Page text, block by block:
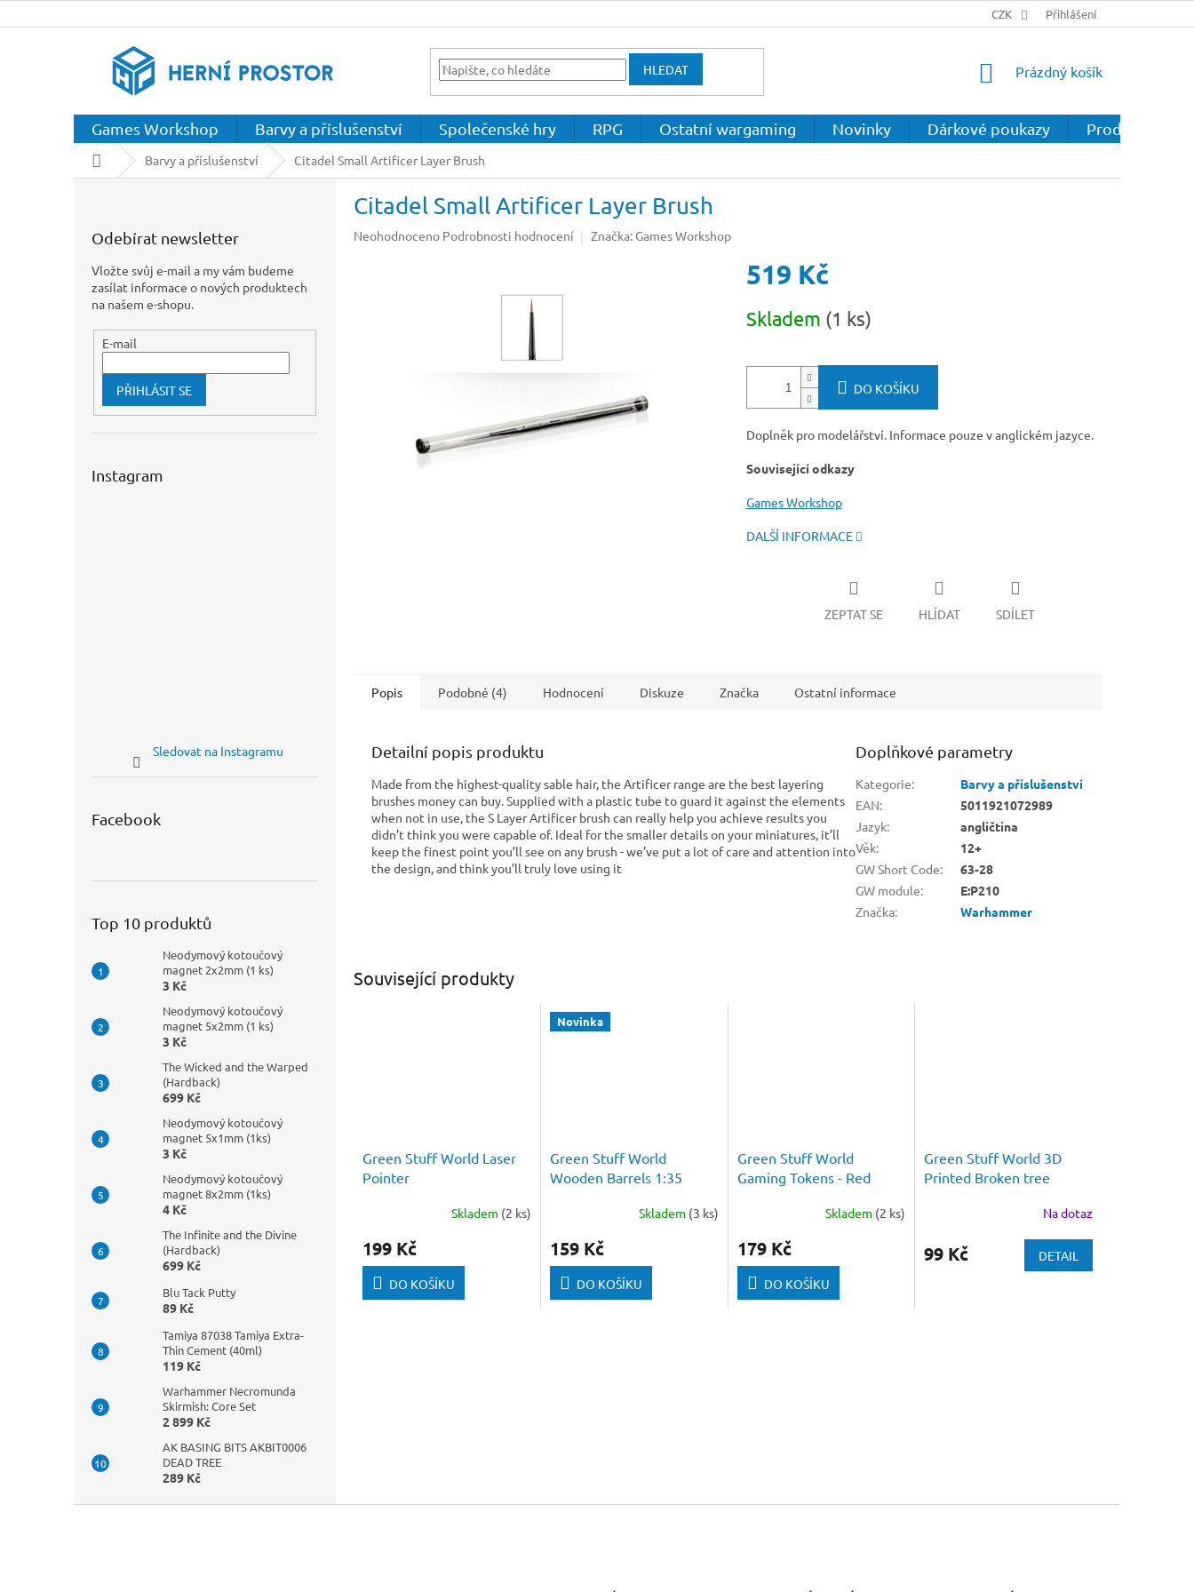
na
CZK Přihlášení
HLEDAT
NÁKUPNÍ
Prázdný košík
Games Workshop Barvy a příslušenství Společenské hry RPG Ostatní wargaming Novinky Dárkové poukazy Prodejna
Domů Barvy a příslušenství Citadel Small Artificer Layer Brush
Odebírat newsletter
Vložte svůj e-mail a my vám budeme
zasílat informace o nových produktech
na našem e-shopu.
E-mail
PŘIHLÁSIT SE
Instagram
Sledovat na Instagramu
Facebook
Top 10 produktů
Neodymový kotoučový
magnet 2x2mm (1 ks)
3 Kč
Neodymový kotoučový
magnet 5x2mm (1 ks)
3 Kč
The Wicked and the Warped
(Hardback)
699 Kč
Neodymový kotoučový
magnet 5x1mm (1ks)
3 Kč
Neodymový kotoučový
magnet 8x2mm (1ks)
4 Kč
The Infinite and the Divine
(Hardback)
699 Kč
Blu Tack Putty
89 Kč
Tamiya 87038 Tamiya Extra-
Thin Cement (40ml)
119 Kč
Warhammer Necromunda
Skirmish: Core Set
2 899 Kč
AK BASING BITS AKBIT0006
DEAD TREE
289 Kč
Citadel Small Artificer Layer Brush
Průměrné
Neohodnoceno Podrobnosti hodnocení Značka: Games Workshop
519 Kč
cena:
Skladem (1 ks)
DO KOŠÍKU
Doplněk pro modelářství. Informace pouze v anglickém jazyce.
Související odkazy
Games Workshop
DALŠÍ INFORMACE
ZEPTAT SE HLÍDAT SDÍLET
Související produkty
Green Stuff World Laser
Pointer
Skladem (2 ks)
199 Kč
DO KOŠÍKU
Novinka
Green Stuff World
Wooden Barrels 1:35
Skladem (3 ks)
159 Kč
DO KOŠÍKU
Green Stuff World
Gaming Tokens - Red
Skladem (2 ks)
179 Kč
DO KOŠÍKU
Green Stuff World 3D
Printed Broken tree
Na dotaz
99 Kč DETAIL
Popis Podobné (4) Hodnocení Diskuze Značka Ostatní informace
Detailní popis produktu
Made from the highest-quality sable hair, the Artificer range are the best layering
brushes money can buy. Supplied with a plastic tube to guard it against the elements
when not in use, the S Layer Artificer brush can really help you achieve results you
didn’t think you were capable of. Ideal for the smaller details on your miniatures, it’ll
keep the finest point you’ll see on any brush - we’ve put a lot of care and attention into
the design, and think you’ll truly love using it
Doplňkové parametry
Kategorie:
Barvy a příslušenství
EAN:
5011921072989
Jazyk:
angličtina
Věk:
12+
GW Short Code:
63-28
GW module:
E:P210
Značka: Warhammer